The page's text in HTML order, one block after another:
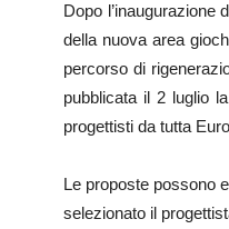
Dopo l’inaugurazione
della nuova area
percorso di
pubblicata il 2 luglio
progettisti da tutta
Le proposte possono
selezionato il